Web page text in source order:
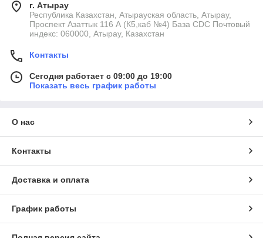
г. Атырау
Республика Казахстан, Атырауская область, Атырау,
Проспект Азаттык 116 А (К5,каб №4) База CDC Почтовый
индекс: 060000, Атырау, Казахстан
Контакты
Сегодня работает с 09:00 до 19:00
Показать весь график работы
О нас
Контакты
Доставка и оплата
График работы